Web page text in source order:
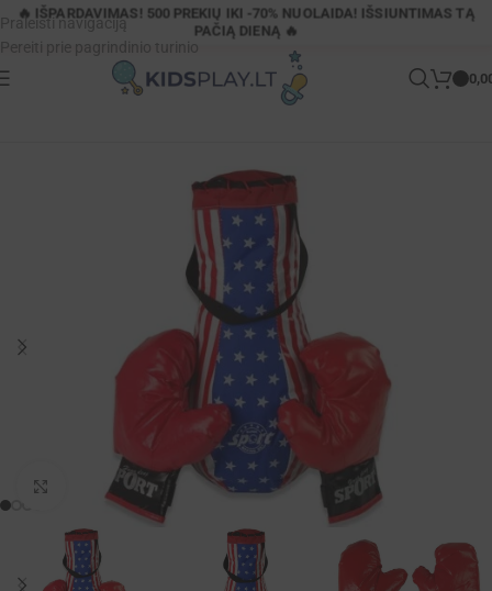
Praleisti navigaciją
Pereiti prie pagrindinio turinio
🔥 IŠPARDAVIMAS! 500 PREKIŲ IKI -70% NUOLAIDA! IŠSIUNTIMAS TĄ
PAČIĄ DIENĄ 🔥
Parduotuvė Vaikiškas bokso rinkinys su pirštinėmis
Padidinti